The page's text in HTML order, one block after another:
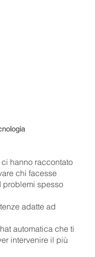
hanno raccontato
chi facesse
problemi spesso
adatte ad
automatica che ti
intervenire il più